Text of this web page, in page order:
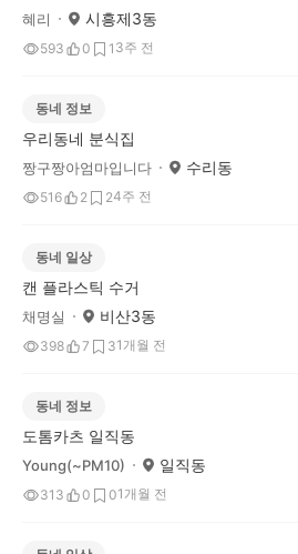
혜리 시흥제3동
593 0 1 3주 전
동네 정보
우리동네 분식집
짱구짱아엄마입니다 수리동
516 2 24주 전
동네 일상
캔 플라스틱 수거
채명실 비산3동
398 7 31개월 전
동네 정보
도톰카츠 일직동
Young(~PM10) 일직동
313 0 01개월 전